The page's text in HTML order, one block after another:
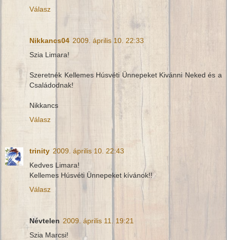
Válasz
Nikkancs04 2009. április 10. 22:33
Szia Limara!
Szeretnék Kellemes Húsvéti Ünnepeket Kivánni Neked és a
Családodnak!
Nikkancs
Válasz
trinity 2009. április 10. 22:43
Kedves Limara!
Kellemes Húsvéti Ünnepeket kívánok!!
Válasz
Névtelen 2009. április 11. 19:21
Szia Marcsi!